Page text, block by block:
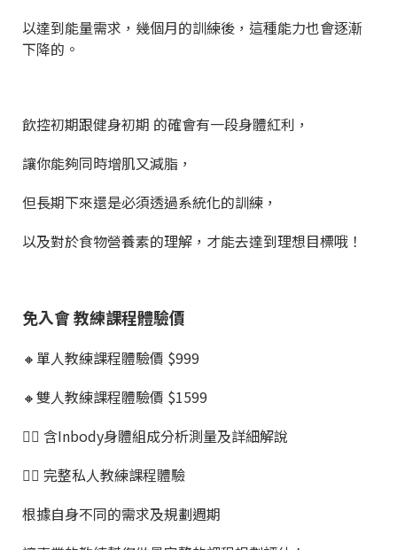
以達到能量需求，幾個月的訓練後， 這種能力也會逐漸
下降的。
飲控初期跟健身初期 的確會有一段身體紅利，
讓你能夠同時增肌又減脂，
但長期下來還是必須透過系統化的訓練，
以及對於食物營養素的理解，才能去達到理想目標哦！
免入會 教練課程體驗價
🔸單人教練課程體驗價 $999
🔸雙人教練課程體驗價 $1599
👉🏼 含Inbody身體組成分析測量及詳細解說
👉🏼 完整私人教練課程體驗
根據自身不同的需求及規劃週期